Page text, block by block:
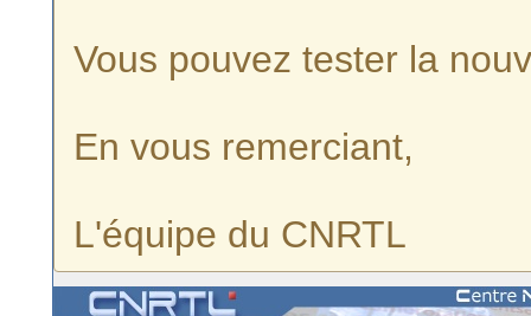
Vous pouvez tester la
En vous remerciant,
L'équipe du CNRTL